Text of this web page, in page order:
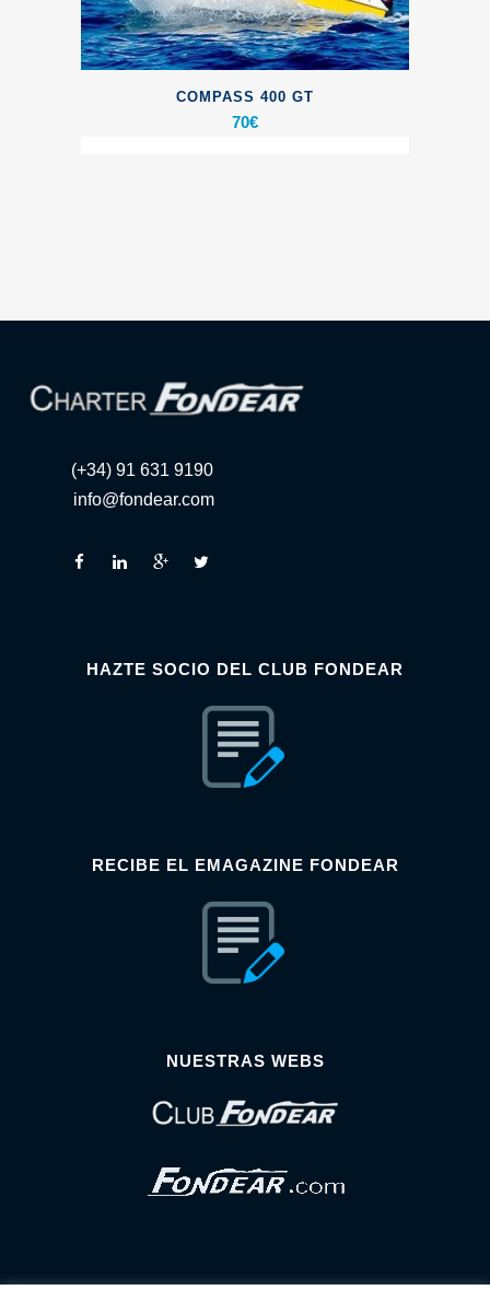
COMPASS 400 GT
70€
(+34) 91 631 9190
info@fondear.com
HAZTE SOCIO DEL CLUB FONDEAR
RECIBE EL EMAGAZINE FONDEAR
NUESTRAS WEBS